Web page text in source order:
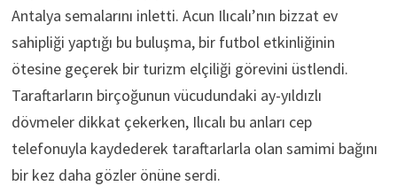
Antalya semalarını inletti. Acun Ilıcalı’nın bizzat ev
sahipliği yaptığı bu buluşma, bir futbol etkinliğinin
ötesine geçerek bir turizm elçiliği görevini üstlendi.
Taraftarların birçoğunun vücudundaki ay-yıldızlı
dövmeler dikkat çekerken, Ilıcalı bu anları cep
telefonuyla kaydederek taraftarlarla olan samimi bağını
bir kez daha gözler önüne serdi.